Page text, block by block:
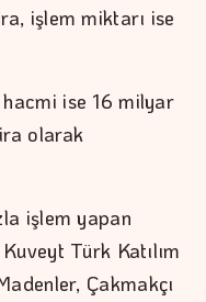
işlem miktarı ise
ise 16 milyar
olarak
işlem yapan
Türk Katılım
Çakmakçı